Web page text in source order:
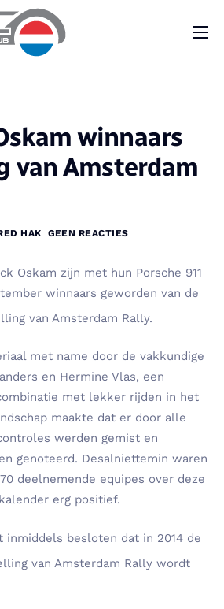
winnaars
van Amsterdam
HAK GEEN REACTIES
Oskam zijn met hun Porsche 911
winnaars geworden van de
van Amsterdam Rally.
met name door de vakkundige
en Hermine Vlas, een
met lekker rijden in het
maakte dat er door alle
werden gemist en
genoteerd. Desalniettemin waren
deelnemende equipes over deze
erg positief.
inmiddels besloten dat in 2014 de
van Amsterdam Rally wordt